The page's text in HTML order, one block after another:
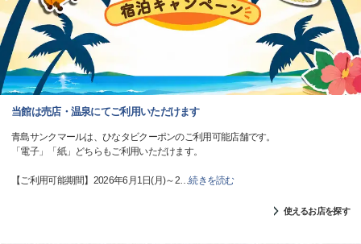
当館は売店・温泉にてご利用いただけます
青島サンクマールは、ひなタビクーポンのご利用可能店舗です。
「電子」「紙」どちらもご利用いただけます。
【ご利用可能期間】2026年6月1日(月)～2…続きを読む
使えるお店を探す